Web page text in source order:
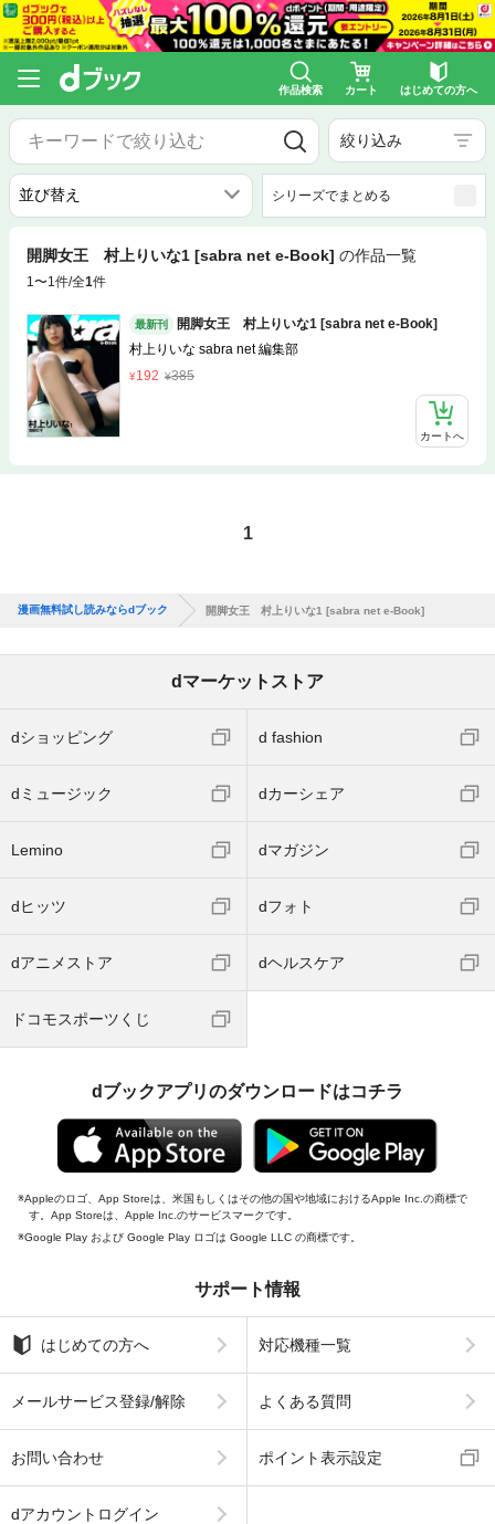
作品検索 カート はじめての方へ
絞り込み
シリーズでまとめる
開脚女王 村上りいな1 [sabra net e-Book] の作品一覧
1〜1件/全1件
最新刊
開脚女王 村上りいな1 [sabra net e-Book]
村上りいな sabra net 編集部
192
385
カートへ
1
漫画無料試し読みならdブック 開脚女王 村上りいな1 [sabra net e-Book]
dマーケットストア
dショッピング d fashion
dミュージック dカーシェア
Lemino dマガジン
dヒッツ dフォト
dアニメストア dヘルスケア
ドコモスポーツくじ
dブックアプリのダウンロードはコチラ
Appleのロゴ、App Storeは、米国もしくはその他の国や地域におけるApple Inc.の商標で
す。App Storeは、Apple Inc.のサービスマークです。
Google Play および Google Play ロゴは Google LLC の商標です。
サポート情報
はじめての方へ 対応機種一覧
メールサービス登録/解除 よくある質問
お問い合わせ ポイント表示設定
dアカウントログイン